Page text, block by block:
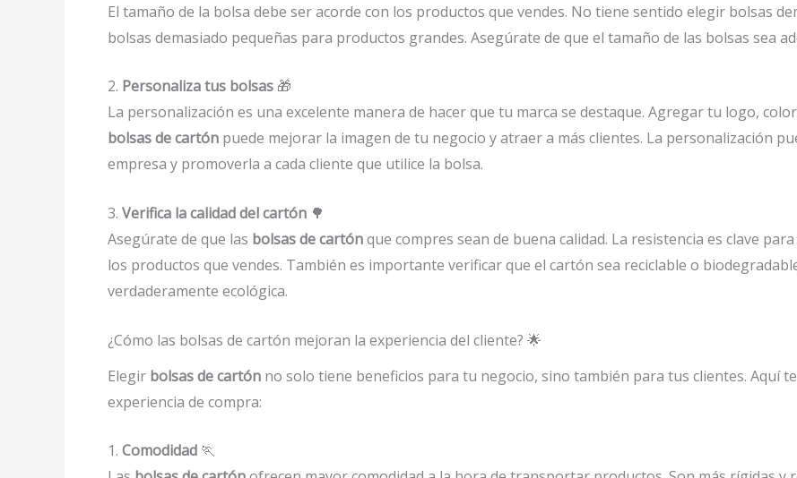
El tamaño de la bolsa debe ser acorde con los productos que vendes. No tiene sentido elegir bolsas
bolsas demasiado pequeñas para productos grandes. Asegúrate de que el tamaño de las bolsas sea
2. Personaliza tus bolsas 🎁
La personalización es una excelente manera de hacer que tu marca se destaque. Agregar tu logo,
bolsas de cartón puede mejorar la imagen de tu negocio y atraer a más clientes. La personalización
empresa y promoverla a cada cliente que utilice la bolsa.
3. Verifica la calidad del cartón 🌳
Asegúrate de que las bolsas de cartónque compres sean de buena calidad. La resistencia es clave
los productos que vendes. También es importante verificar que el cartón sea reciclable o
verdaderamente ecológica.
¿Cómo las bolsas de cartón mejoran la experiencia del cliente? 🌟
Elegir bolsas de cartón no solo tiene beneficios para tu negocio, sino también para tus clientes. Aquí
experiencia de compra:
1. Comodidad 🏃